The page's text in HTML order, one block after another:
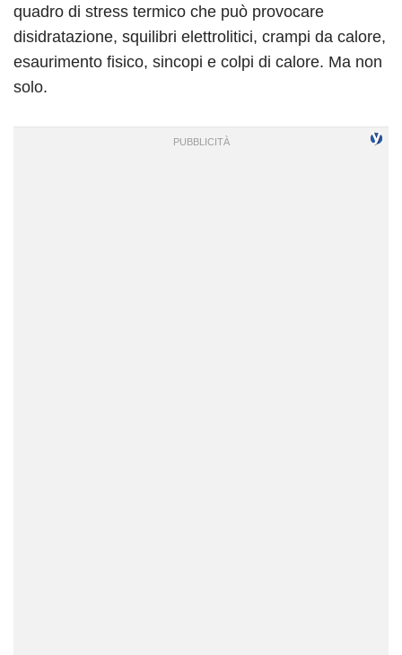
quadro di stress termico che può provocare
disidratazione, squilibri elettrolitici, crampi da calore,
esaurimento fisico, sincopi e colpi di calore. Ma non
solo.